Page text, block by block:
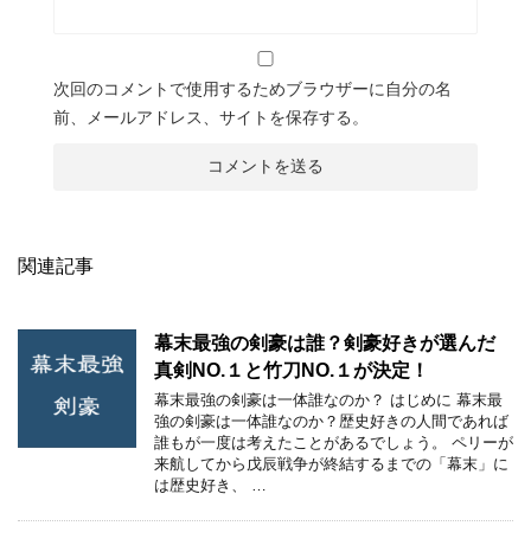
次回のコメントで使用するためブラウザーに自分の名
前、メールアドレス、サイトを保存する。
関連記事
幕末最強の剣豪は誰？剣豪好きが選んだ
真剣NO.１と竹刀NO.１が決定！
幕末最強の剣豪は一体誰なのか？ はじめに 幕末最
強の剣豪は一体誰なのか？歴史好きの人間であれば
誰もが一度は考えたことがあるでしょう。 ペリーが
来航してから戊辰戦争が終結するまでの「幕末」に
は歴史好き、 …